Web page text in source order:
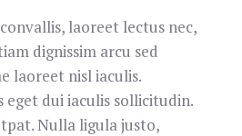
laoreet lectus nec,
dignissim arcu sed
laoreet nisl iaculis.
dui iaculis sollicitudin.
Nulla ligula justo,